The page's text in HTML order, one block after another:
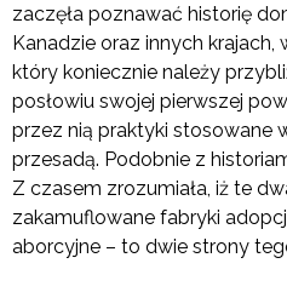
zaczęła poznawać historię
Kanadzie oraz innych krajach,
który koniecznie należy
posłowiu swojej pierwszej
przez nią praktyki stosowane
przesadą. Podobnie z
Z czasem zrozumiała, iż te
zakamuflowane fabryki
aborcyjne – to dwie strony